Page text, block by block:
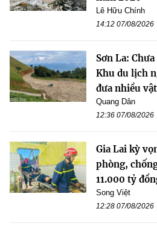
Lê Hữu Chính
14:12 07/08/2026
Sơn La:
Khu du lịch
đưa nhiều
Quang Dân
12:36 07/08/2026
Gia Lai kỳ
phòng,
11.000 tỷ
Song Việt
12:28 07/08/2026